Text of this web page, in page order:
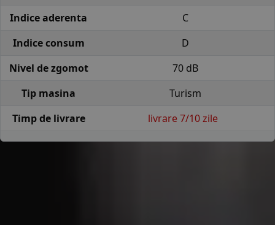
Indice aderenta
C
Indice consum
D
Nivel de zgomot
70 dB
Tip masina
Turism
Timp de livrare
livrare 7/10 zile